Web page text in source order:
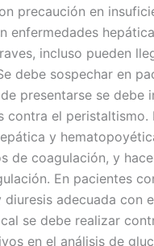
precaución en
enfermedades
incluso pueden
debe sospechar en
presentarse se debe
contra el
y
de coagulación, y
En pacientes
adecuada
se debe realizar
en el análisis de